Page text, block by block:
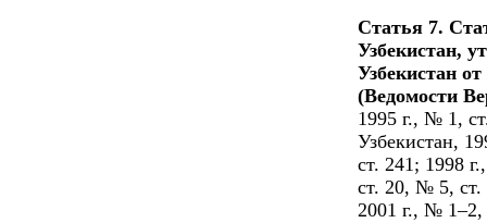
Статья 7.
Узбекистан,
Узбекистан
(Ведомости
1995 г., № 1,
Узбекистан,
ст. 241; 1998
ст. 20, № 5,
2001 г., №